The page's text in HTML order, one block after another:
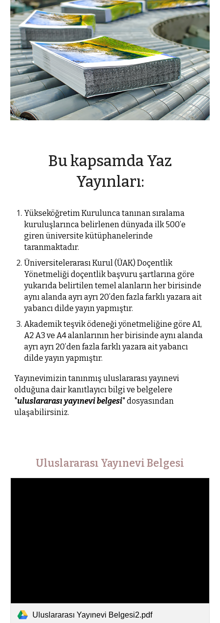
Bu kapsamda Yaz
Yayınları:
Yükseköğretim Kurulunca tanınan sıralama
kuruluşlarınca belirlenen dünyada ilk 500’e
giren üniversite kütüphanelerinde
taranmaktadır.
Üniversitelerarası Kurul (ÜAK) Doçentlik
Yönetmeliği doçentlik başvuru şartlarına göre
yukarıda belirtilen temel alanların her birisinde
aynı alanda ayrı ayrı 20’den fazla farklı yazara ait
yabancı dilde yayın yapmıştır.
Akademik teşvik ödeneği yönetmeliğine göre A1,
A2 A3 ve A4 alanlarının her birisinde aynı alanda
ayrı ayrı 20’den fazla farklı yazara ait yabancı
dilde yayın yapmıştır.
Yayınevimizin tanınmış uluslararası yayınevi
olduğuna dair kanıtlayıcı bilgi ve belgelere
"uluslararası yayınevi belgesi" dosyasından
ulaşabilirsiniz.
Uluslararası Yayınevi Belgesi
Uluslararası Yayınevi Belgesi2.pdf